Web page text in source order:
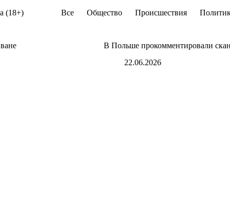
(18+) Все Общество Происшествия
В Польше прокомментировали
22.06.2026